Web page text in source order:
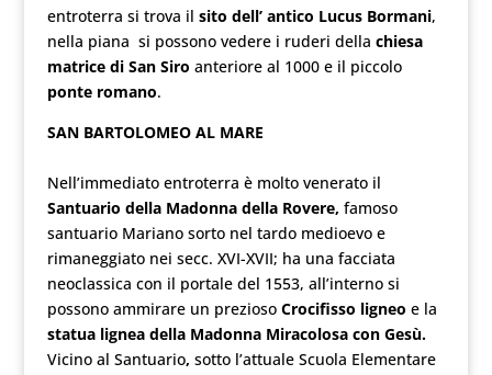
entroterra si trova il sito dell’ antico Lucus Bormani,
nella piana si possono vedere i ruderi della chiesa
matrice di San Siro anteriore al 1000 e il piccolo
ponte romano.
SAN BARTOLOMEO AL MARE
Nell’immediato entroterra è molto venerato il
Santuario della Madonna della Rovere, famoso
santuario Mariano sorto nel tardo medioevo e
rimaneggiato nei secc. XVI-XVII; ha una facciata
neoclassica con il portale del 1553, all’interno si
possono ammirare un prezioso Crocifisso ligneo e la
statua lignea della Madonna Miracolosa con Gesù.
Vicino al Santuario, sotto l’attuale Scuola Elementare